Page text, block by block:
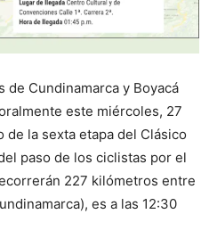
de Cundinamarca y Boyacá
este miércoles, 27
la sexta etapa del Clásico
paso de los ciclistas por el
227 kilómetros entre
es a las 12:30